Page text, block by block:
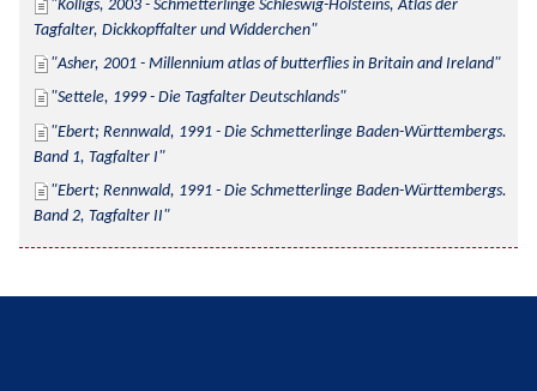
Kolligs, 2003 - Schmetterlinge Schleswig-Holsteins, Atlas der
Tagfalter, Dickkopffalter und Widderchen
Asher, 2001 - Millennium atlas of butterflies in Britain and Ireland
Settele, 1999 - Die Tagfalter Deutschlands
Ebert; Rennwald, 1991 - Die Schmetterlinge Baden-Württembergs.
Band 1, Tagfalter I
Ebert; Rennwald, 1991 - Die Schmetterlinge Baden-Württembergs.
Band 2, Tagfalter II